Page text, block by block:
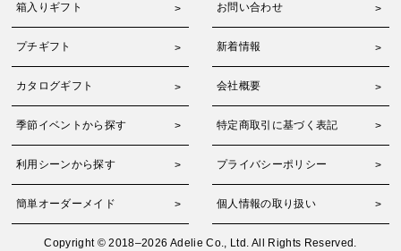
箱入りギフト お問い合わせ
プチギフト 新着情報
カタログギフト 会社概要
季節イベントから探す 特定商取引に基づく表記
利用シーンから探す プライバシーポリシー
簡単オーダーメイド 個人情報の取り扱い
Copyright © 2018–2026 Adelie Co., Ltd. All Rights Reserved.